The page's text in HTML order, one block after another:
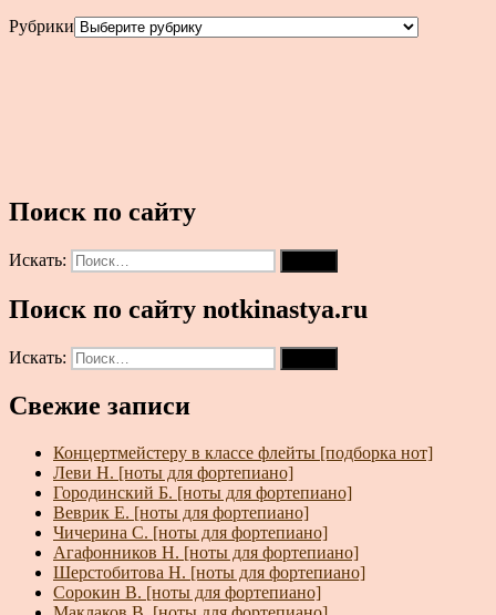
Рубрики
Поиск по сайту
Искать:
Поиск по сайту notkinastya.ru
Искать:
Свежие записи
Концертмейстеру в классе флейты [подборка нот]
Леви Н. [ноты для фортепиано]
Городинский Б. [ноты для фортепиано]
Веврик Е. [ноты для фортепиано]
Чичерина С. [ноты для фортепиано]
Агафонников Н. [ноты для фортепиано]
Шерстобитова Н. [ноты для фортепиано]
Сорокин В. [ноты для фортепиано]